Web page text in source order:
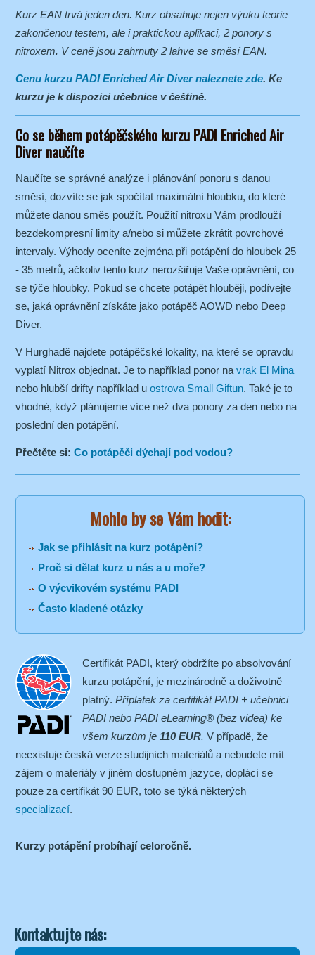
Kurz EAN trvá jeden den. Kurz obsahuje nejen výuku teorie
zakončenou testem, ale i praktickou aplikaci, 2 ponory s
nitroxem. V ceně jsou zahrnuty 2 lahve se směsí EAN.
Cenu kurzu PADI Enriched Air Diver naleznete zde. Ke
kurzu je k dispozici učebnice v češtině.
Co se během potápěčského kurzu PADI Enriched Air
Diver naučíte
Naučíte se správné analýze i plánování ponoru s danou
směsí, dozvíte se jak spočítat maximální hloubku, do které
můžete danou směs použít. Použití nitroxu Vám prodlouží
bezdekompresní limity a/nebo si můžete zkrátit povrchové
intervaly. Výhody oceníte zejména při potápění do hloubek 25
- 35 metrů, ačkoliv tento kurz nerozšiřuje Vaše oprávnění, co
se týče hloubky. Pokud se chcete potápět hlouběji, podívejte
se, jaká oprávnění získáte jako potápěč AOWD nebo Deep
Diver.
V Hurghadě najdete potápěčské lokality, na které se opravdu
vyplatí Nitrox objednat. Je to například ponor na vrak El Mina
nebo hlubší drifty například u ostrova Small Giftun. Také je to
vhodné, když plánujeme více než dva ponory za den nebo na
poslední den potápění.
Přečtěte si: Co potápěči dýchají pod vodou?
Mohlo by se Vám hodit:
Jak se přihlásit na kurz potápění?
Proč si dělat kurz u nás a u moře?
O výcvikovém systému PADI
Často kladené otázky
Certifikát PADI, který obdržíte po absolvování
kurzu potápění, je mezinárodně a doživotně
platný. Příplatek za certifikát PADI + učebnici
PADI nebo PADI eLearning® (bez videa) ke
všem kurzům je 110 EUR. V případě, že
neexistuje česká verze studijních materiálů a nebudete mít
zájem o materiály v jiném dostupném jazyce, doplácí se
pouze za certifikát 90 EUR, toto se týká některých
specializací.
Kurzy potápění probíhají celoročně.
Kontaktujte nás: